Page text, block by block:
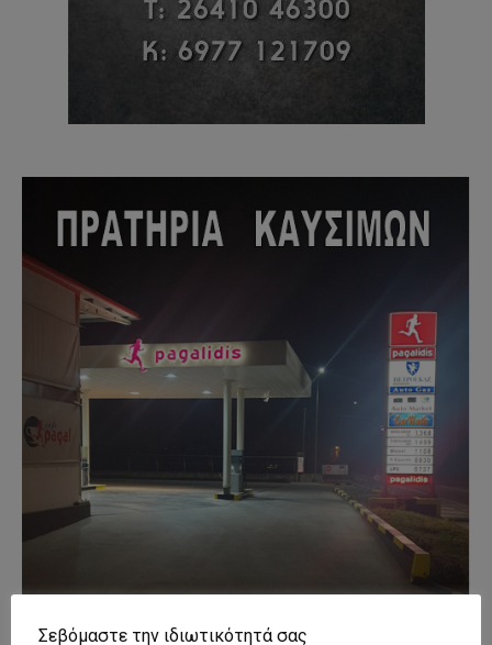
Σεβόμαστε την ιδιωτικότητά σας